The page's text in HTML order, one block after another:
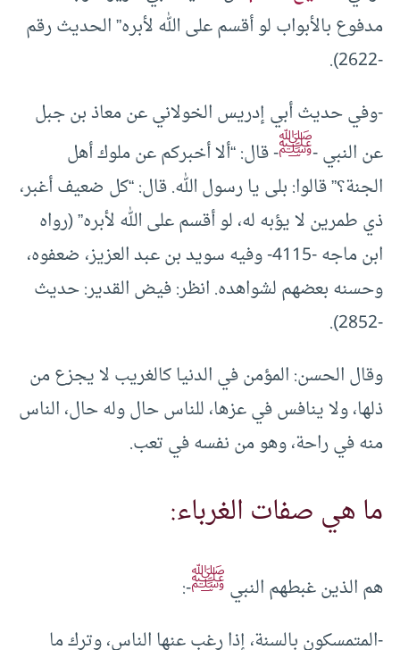
مدفوع بالأبواب لو أقسم على الله لأبره” الحديث رقم
-2622).
-وفي حديث أبي إدريس الخولاني عن معاذ بن جبل
عن النبي -ﷺ- قال: “ألا أخبركم عن ملوك أهل
الجنة؟” قالوا: بلى يا رسول الله. قال: “كل ضعيف أغبر،
ذي طمرين لا يؤبه له، لو أقسم على الله لأبره” (رواه
ابن ماجه -4115- وفيه سويد بن عبد العزيز، ضعفوه،
وحسنه بعضهم لشواهده. انظر: فيض القدير: حديث
-2852).
وقال الحسن: المؤمن في الدنيا كالغريب لا يجزع من
ذلها، ولا ينافس في عزها، للناس حال وله حال، الناس
منه في راحة، وهو من نفسه في تعب.
ما هي صفات الغرباء:
هم الذين غبطهم النبيﷺ-:
-المتمسكون بالسنة، إذا رغب عنها الناس، وترك ما